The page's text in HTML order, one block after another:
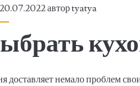
авторtyatya
доставляет немало проблем